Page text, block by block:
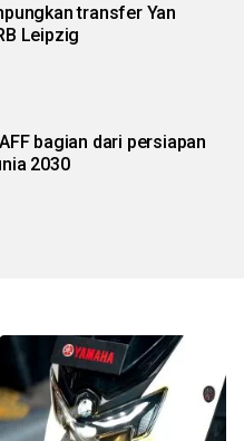
transfer Yan
Leipzig
bagian dari persiapan
2030